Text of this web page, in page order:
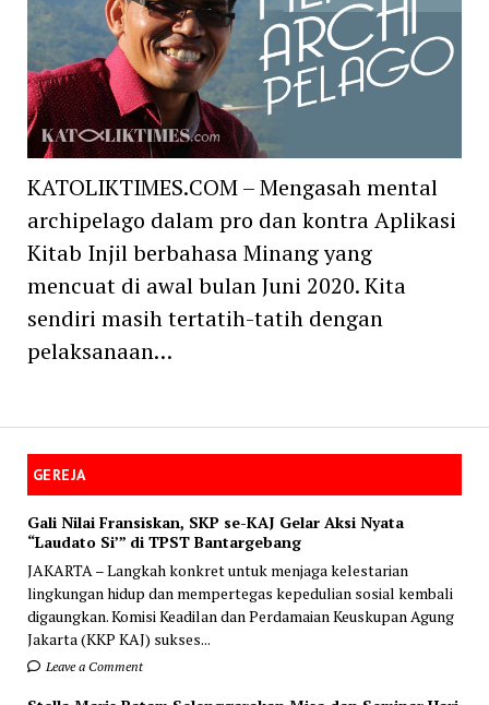
GEREJA
Gali Nilai Fransiskan, SKP se-KAJ Gelar Aksi Nyata
“Laudato Si’” di TPST Bantargebang
JAKARTA – Langkah konkret untuk menjaga kelestarian
lingkungan hidup dan mempertegas kepedulian sosial kembali
digaungkan. Komisi Keadilan dan Perdamaian Keuskupan Agung
Jakarta (KKP KAJ) sukses...
Leave a Comment
KATOLIKTIMES.COM – Mengasah mental
archipelago dalam pro dan kontra Aplikasi
Kitab Injil berbahasa Minang yang
mencuat di awal bulan Juni 2020. Kita
sendiri masih tertatih-tatih dengan
pelaksanaan…